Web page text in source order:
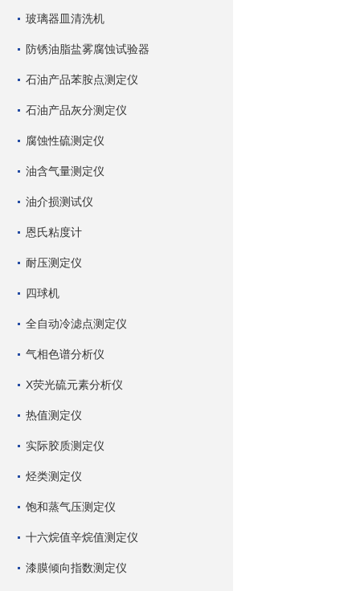
玻璃器皿清洗机
防锈油脂盐雾腐蚀试验器
石油产品苯胺点测定仪
石油产品灰分测定仪
腐蚀性硫测定仪
油含气量测定仪
油介损测试仪
恩氏粘度计
耐压测定仪
四球机
全自动冷滤点测定仪
气相色谱分析仪
X荧光硫元素分析仪
热值测定仪
实际胶质测定仪
烃类测定仪
饱和蒸气压测定仪
十六烷值辛烷值测定仪
漆膜倾向指数测定仪